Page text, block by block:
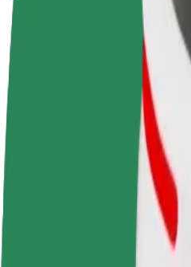
Запитання та відповіді
Заробляйте гроші на
Як дістатися за